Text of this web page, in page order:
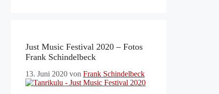
Just Music Festival 2020 – Fotos
Frank Schindelbeck
13. Juni 2020 von Frank Schindelbeck